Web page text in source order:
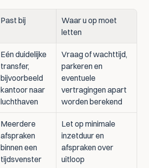
Past bij
Waar u op moet
letten
Eén duidelijke
transfer,
bijvoorbeeld
kantoor naar
luchthaven
Vraag of wachttijd,
parkeren en
eventuele
vertragingen apart
worden berekend
Meerdere
afspraken
binnen een
tijdsvenster
Let op minimale
inzetduur en
afspraken over
uitloop